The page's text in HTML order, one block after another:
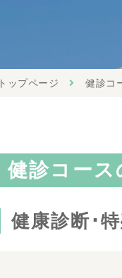
トップページ 健診コ
健診コース
健康診断･